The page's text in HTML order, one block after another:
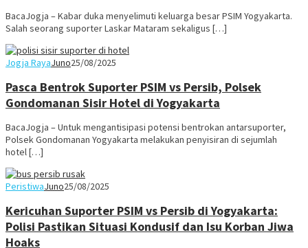
BacaJogja – Kabar duka menyelimuti keluarga besar PSIM Yogyakarta.
Salah seorang suporter Laskar Mataram sekaligus […]
Jogja RayaJuno25/08/2025
Pasca Bentrok Suporter PSIM vs Persib, Polsek
Gondomanan Sisir Hotel di Yogyakarta
BacaJogja – Untuk mengantisipasi potensi bentrokan antarsuporter,
Polsek Gondomanan Yogyakarta melakukan penyisiran di sejumlah
hotel […]
PeristiwaJuno25/08/2025
Kericuhan Suporter PSIM vs Persib di Yogyakarta:
Polisi Pastikan Situasi Kondusif dan Isu Korban Jiwa
Hoaks